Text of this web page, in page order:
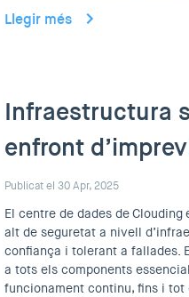
Llegir més
Infraestructura
enfront
Publicat el 30 Apr, 2025
El centre de dades de
alt de seguretat a nivell
confiança i tolerant a fallades.
a tots els components
funcionament continu, fins i tot